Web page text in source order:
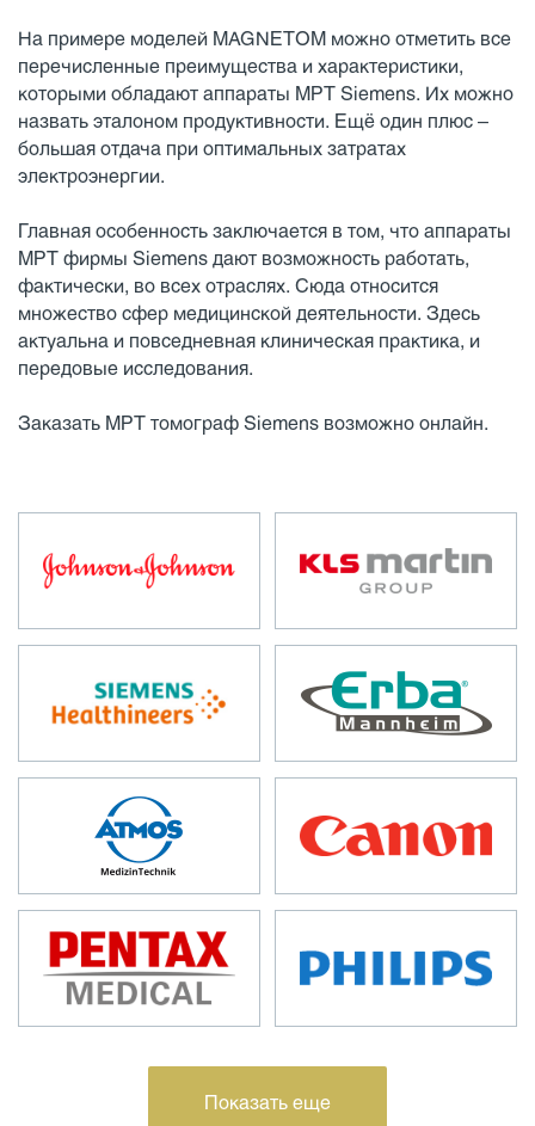
На примере моделей MAGNETOM можно отметить все
перечисленные преимущества и характеристики,
которыми обладают аппараты МРТ Siemens. Их можно
назвать эталоном продуктивности. Ещё один плюс –
большая отдача при оптимальных затратах
электроэнергии.
Главная особенность заключается в том, что аппараты
МРТ фирмы Siemens дают возможность работать,
фактически, во всех отраслях. Сюда относится
множество сфер медицинской деятельности. Здесь
актуальна и повседневная клиническая практика, и
передовые исследования.
Заказать МРТ томограф Siemens возможно онлайн.
Показать еще